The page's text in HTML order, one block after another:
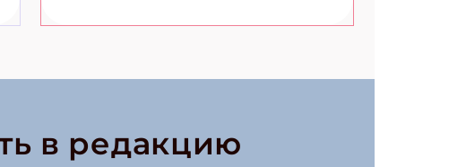
в редакцию